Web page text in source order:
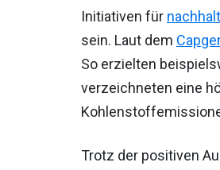
Initiativen für
sein. Laut dem
So erzielten
verzeichneten eine
Trotz der positiven